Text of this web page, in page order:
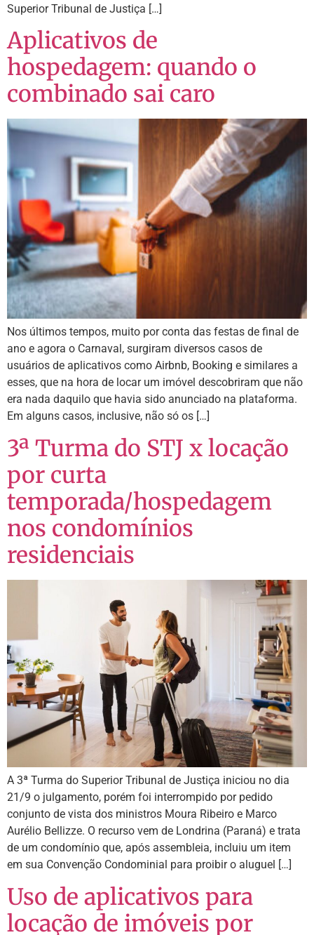
Superior Tribunal de Justiça […]
Aplicativos de
hospedagem: quando o
combinado sai caro
Nos últimos tempos, muito por conta das festas de final de
ano e agora o Carnaval, surgiram diversos casos de
usuários de aplicativos como Airbnb, Booking e similares a
esses, que na hora de locar um imóvel descobriram que não
era nada daquilo que havia sido anunciado na plataforma.
Em alguns casos, inclusive, não só os […]
3ª Turma do STJ x locação
por curta
temporada/hospedagem
nos condomínios
residenciais
A 3ª Turma do Superior Tribunal de Justiça iniciou no dia
21/9 o julgamento, porém foi interrompido por pedido
conjunto de vista dos ministros Moura Ribeiro e Marco
Aurélio Bellizze. O recurso vem de Londrina (Paraná) e trata
de um condomínio que, após assembleia, incluiu um item
em sua Convenção Condominial para proibir o aluguel […]
Uso de aplicativos para
locação de imóveis por